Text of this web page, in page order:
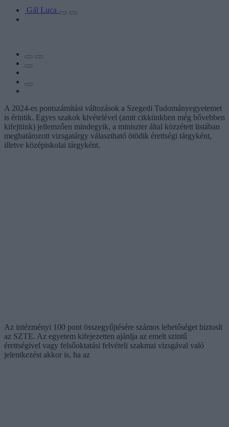
Gál Luca
A 2024-es pontszámítási változások a Szegedi Tudományegyetemet
is érintik. Egyes szakok kivételével (amit cikkünkben még bővebben
kifejtünk) jellemzően mindegyik, a miniszter által közzétett listában
meghatározott vizsgatárgy választható ötödik érettségi tárgyként,
illetve középiskolai tárgyként.
Az intézményi 100 pont összegyűjtésére számos lehetőséget biztosít
az SZTE. Az egyetem kifejezetten ajánlja az emelt szintű
érettségivel vagy felsőoktatási felvételi szakmai vizsgával való
jelentkezést akkor is, ha az